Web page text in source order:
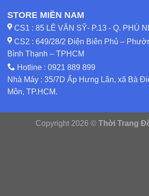
STORE MIỀN NAM
CS1 : 85 LÊ VĂN SỸ- P.13 - Q. PHÚ
CS2 : 649/28/2 Điện Biên Phủ –
Bình Thạnh – TPHCM
Hotline : 0921 889 899
Nhà Máy : 35/7D Ấp Hưng Lân, xã Bà
Môn, TP.HCM.
Copyright 2026 © Thời Trang